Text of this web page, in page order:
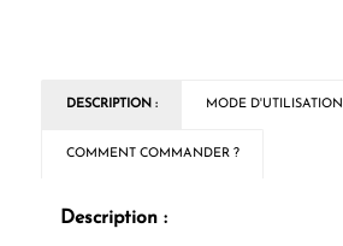
DESCRIPTION : MODE D'UTILISATION
COMMENT COMMANDER ?
Description :